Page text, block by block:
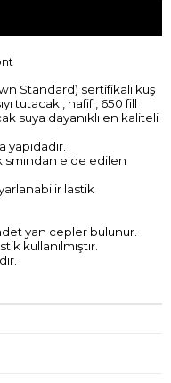
Standard) sertifikalı kuş
tutacak , hafif , 650 fill
suya dayanıklı en kaliteli
elde edilen
lastik
yan cepler bulunur.
kullanılmıştır.